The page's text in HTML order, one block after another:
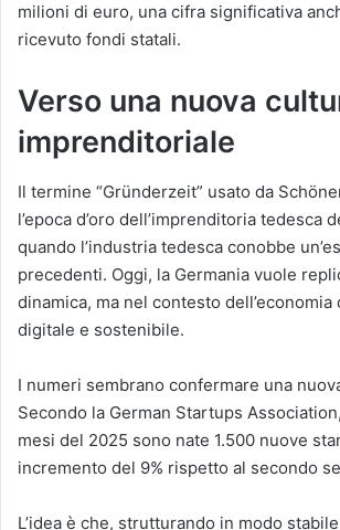
milioni di euro, una cifra significativa
ricevuto fondi statali.
Verso una nuova
imprenditoriale
Il termine “Gründerzeit” usato da
l’epoca d’oro dell’imprenditoria tedesca
quando l’industria tedesca conobbe
precedenti. Oggi, la Germania vuole
dinamica, ma nel contesto dell’economia
digitale e sostenibile.
I numeri sembrano confermare una
Secondo la German Startups
mesi del 2025 sono nate 1.500 nuove
incremento del 9% rispetto al secondo
L’idea è che, strutturando in modo